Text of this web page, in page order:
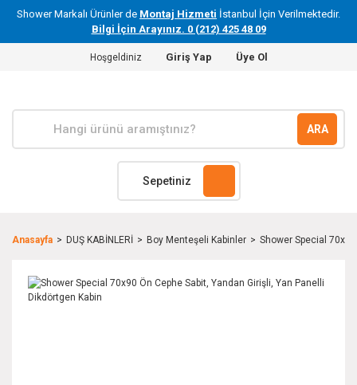
Shower Markalı Ürünler de Montaj Hizmeti İstanbul İçin Verilmektedir.
Bilgi İçin Arayınız. 0 (212) 425 48 09
Hoşgeldiniz Giriş Yap Üye Ol
ARA
Sepetiniz
Anasayfa DUŞ KABİNLERİ Boy Menteşeli Kabinler Shower Special